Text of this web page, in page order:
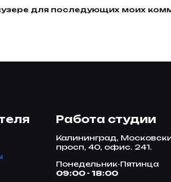
для последующих моих
Работа студии
Калининград,
просп, 40, офис. 241.
Понедельник-Пятинца
09:00 - 18:00